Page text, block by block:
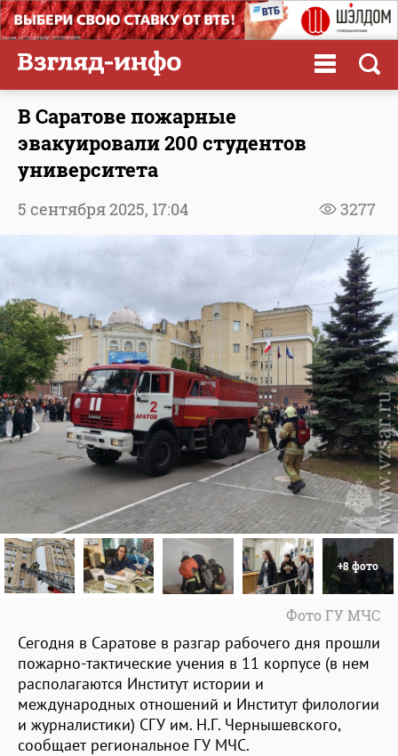
В Саратове пожарные
эвакуировали 200 студентов
университета
3277
5 сентября 2025, 17:04
+8 фото
Фото ГУ МЧС
Сегодня в Саратове в разгар рабочего дня прошли
пожарно-тактические учения в 11 корпусе (в нем
располагаются Институт истории и
международных отношений и Институт филологии
и журналистики) СГУ им. Н.Г. Чернышевского,
сообщает региональное ГУ МЧС.